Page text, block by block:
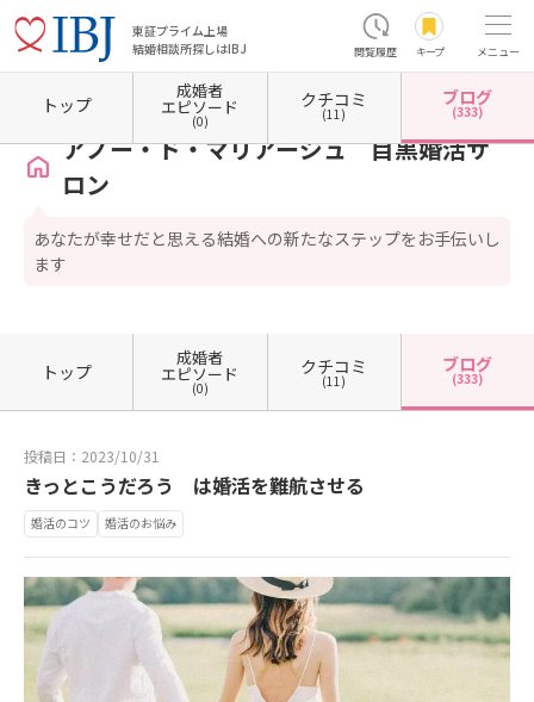
東証プライム上場
結婚相談所探しはIBJ
閲覧履歴 キープ メニュー
ホーム 東京都の結婚相談所 東京都目黒区 アノー・ド・マリアージュ 目黒婚活サロン
アノー・ド・マリアージュ 目黒婚活サ
ロン
あなたが幸せだと思える結婚への新たなステップをお手伝いし
ます
トップ
成婚者
エピソード
(0)
クチコミ
(11)
ブログ
(333)
トップ
成婚者
エピソード
(0)
クチコミ
(11)
ブログ
(333)
投稿日：2023/10/31
きっとこうだろう は婚活を難航させる
婚活のコツ 婚活のお悩み